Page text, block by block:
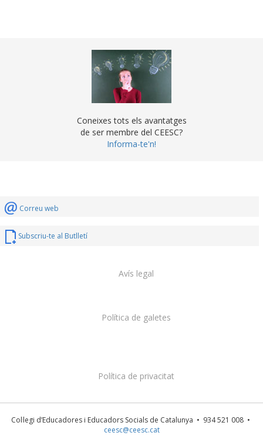
Coneixes tots els avantatges
de ser membre del CEESC?
Informa-te'n!
Correu web
Subscriu-te al Butlletí
Col·legi d’Educadores i Educadors Socials de Catalunya • 934 521 008 •
ceesc@ceesc.cat
Política de privacitat
Política de galetes
Avís legal